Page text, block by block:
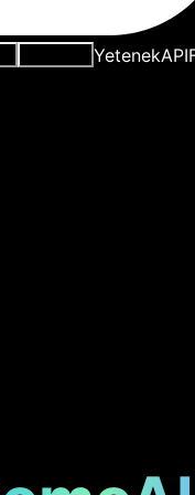
YetenekAPI